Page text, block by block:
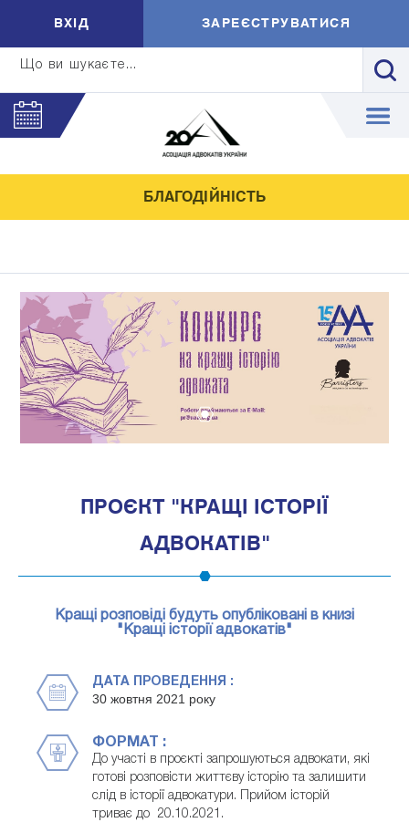
Що ви шукаєте...
ВXIД ЗАРЕЄСТРУВАТИСЯ
БЛАГОДІЙНІСТЬ
ПРОЄКТ "КРАЩІ ІСТОРІЇ
АДВОКАТІВ"
Кращі розповіді будуть опубліковані в книзі
"Кращі історії адвокатів"
ДАТА ПРОВЕДЕННЯ :
30 жовтня 2021 року
ФОРМАТ :
До участі в проєкті запрошуються адвокати, які
готові розповісти життєву історію та залишити
слід в історії адвокатури. Прийом історій
триває до 20.10.2021.